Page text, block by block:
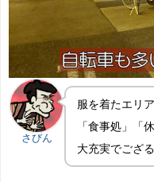
さびん
服を着たエリ
「食事処」「
大充実でござる